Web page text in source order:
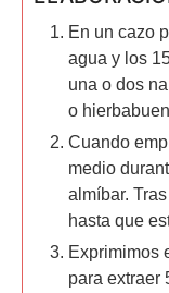
En un cazo
agua y los
una o dos
o
Cuando
medio
almíbar.
hasta que
Exprimimos
para extraer